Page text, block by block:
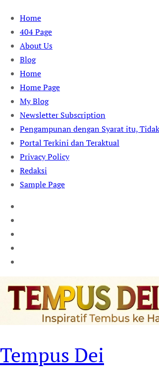
Skip
content
Home
404 Page
About Us
Blog
Home
Home Page
My Blog
Newsletter Subscription
Pengampunan dengan Syarat itu,
Portal Terkini dan Teraktual
Privacy Policy
Redaksi
Sample Page
Tempus Dei